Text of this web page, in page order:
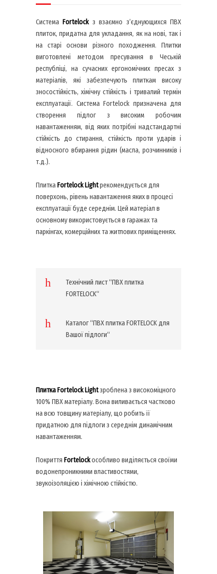
СистемаFortelock з взаємно з’єднующихся ПВХ
плиток, придатна для укладання, як на нові, так і
на старі основи різного походження. Плитки
виготовлені методом пресування в Чеській
республіці, на сучасних ергономічних пресах з
матеріалів, які забезпечують плиткам високу
зносостійкість, хімічну стійкість і тривалий термін
експлуатації. Система Fortelock призначена для
створення підлог з високим робочим
навантаженням, від яких потрібні надстандартні
стійкість до стирання, стійкість проти ударів і
відносного вбирання рідин (масла, розчинників і
т.д.).
ПлиткаFortelockLightрекомендується для
поверхонь, рівень навантаження яких в процесі
експлуатації буде середнім. Цей матеріал в
основному використовується в гаражах та
паркінгах, комерційних та житлових приміщеннях.
Технічний лист “ПВХ плитка
FORTELOCK“
Каталог “ПВХ плитка FORTELOCK для
Вашої підлоги“
Плитка Fortelock Lightзроблена з високоміцного
100% ПВХ матеріалу. Вона виливається частково
на всю товщину матеріалу, що робить її
придатною для підлоги з середнім динамічним
навантаженням.
Покриття Fortelockособливо виділяється своїми
водонепроникними властивостями,
звукоізоляцією і хімічною стійкістю.